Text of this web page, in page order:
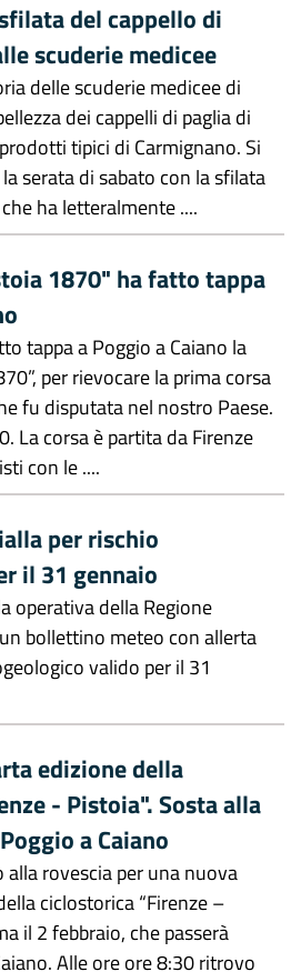
del cappello di
scuderie medicee
delle scuderie medicee di
dei cappelli di paglia di
tipici di Carmignano. Si
serata di sabato con la sfilata
ha letteralmente ....
1870" ha fatto tappa
tappa a Poggio a Caiano la
per rievocare la prima corsa
fu disputata nel nostro Paese.
La corsa è partita da Firenze
con le ....
per rischio
il 31 gennaio
operativa della Regione
bollettino meteo con allerta
valido per il 31
edizione della
- Pistoia". Sosta alla
a Caiano
alla rovescia per una nuova
ciclostorica “Firenze –
il 2 febbraio, che passerà
Alle ore ore 8:30 ritrovo